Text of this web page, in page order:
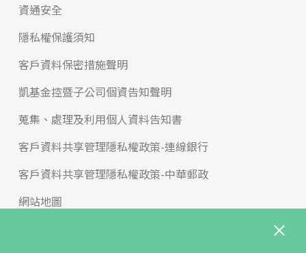
資通安全
隱私權保護須知
客戶資料保密措施聲明
凱基金控暨子公司個資告知聲明
蒐集、處理及利用個人資料告知書
客戶資料共享管理隱私權政策-連線銀行
客戶資料共享管理隱私權政策-中華郵政
網站地圖